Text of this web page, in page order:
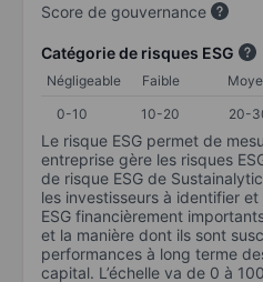
Score de gouvernance
Catégorie de risques ESG
Négligeable Faible
0-10
10-20 20-
Le risque ESG permet de
entreprise gère les risques
de risque ESG de
les investisseurs à identifier
ESG financièrement
et la manière dont ils sont
performances à long terme
capital. L’échelle va de 0 à